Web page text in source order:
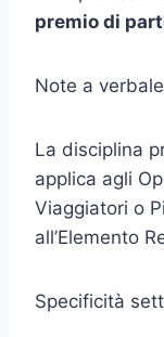
premio di
Note a verbale
La disciplina
applica agli
Viaggiatori o
all’Elemento
Specificità